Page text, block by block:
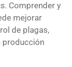
Comprender y
mejorar
de plagas,
producción